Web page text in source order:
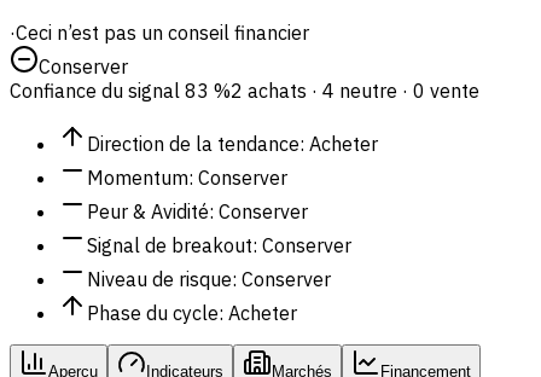
·Ceci n’est pas un conseil financier
Conserver
Confiance du signal 83 %2 achats · 4 neutre · 0 vente
Direction de la tendance: Acheter
Momentum: Conserver
Peur & Avidité: Conserver
Signal de breakout: Conserver
Niveau de risque: Conserver
Phase du cycle: Acheter
Aperçu Indicateurs Marchés Financement